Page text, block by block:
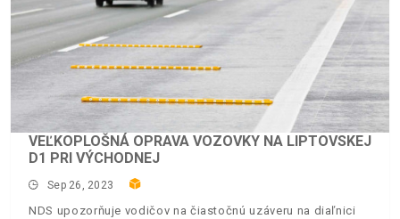
VEĽKOPLOŠNÁ OPRAVA VOZOVKY NA LIPTOVSKEJ
D1 PRI VÝCHODNEJ
Sep 26, 2023
NDS upozorňuje vodičov na čiastočnú uzáveru na diaľnici